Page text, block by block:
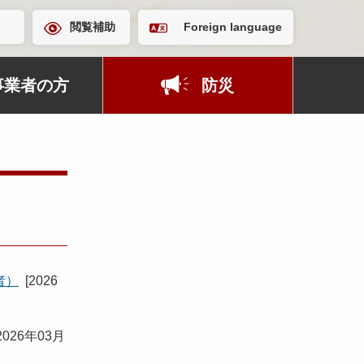
閲覧補助 Foreign language
業者の方 防災
[2026
年03月